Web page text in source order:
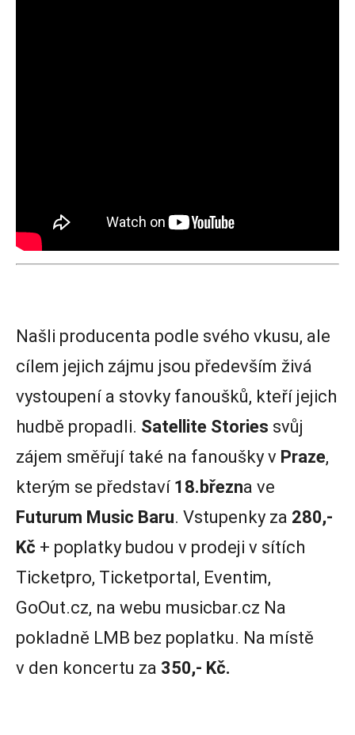
Našli producenta podle svého vkusu, ale
cílem jejich zájmu jsou především živá
vystoupení a stovky fanoušků, kteří jejich
hudbě propadli. Satellite Stories svůj
zájem směřují také na fanoušky v Praze,
kterým se představí 18.března ve
Futurum Music Baru. Vstupenky za 280,-
Kč + poplatky budou v prodeji v sítích
Ticketpro, Ticketportal, Eventim,
GoOut.cz, na webu musicbar.cz Na
pokladně LMB bez poplatku. Na místě
v den koncertu za 350,- Kč.